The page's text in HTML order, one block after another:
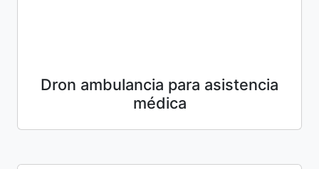
Dron ambulancia para asistencia
médica